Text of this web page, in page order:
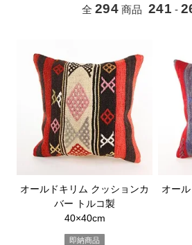
全 294 商品 241 -
オールドキリム クッションカ
バー トルコ製
40×40cm
即納商品
オー